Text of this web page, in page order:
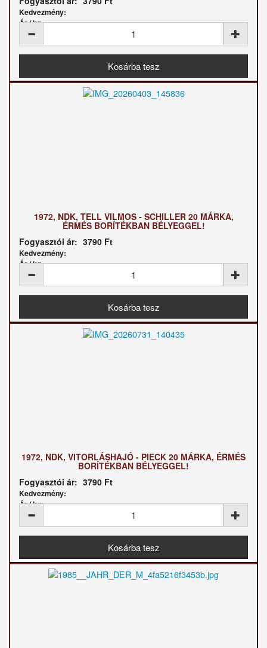
Kedvezmény:
Ár / kg:
1972, NDK, TELL VILMOS - SCHILLER 20 MÁRKA,
ÉRMÉS BORÍTÉKBAN BÉLYEGGEL!
Fogyasztói ár: 3790 Ft
Kedvezmény:
Ár / kg:
1972, NDK, VITORLÁSHAJÓ - PIECK 20 MÁRKA, ÉRMÉS
BORÍTÉKBAN BÉLYEGGEL!
Fogyasztói ár: 3790 Ft
Kedvezmény:
Ár / kg: